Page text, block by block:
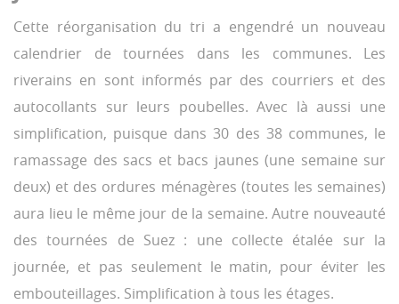
Cette réorganisation du tri a engendré un nouveau
calendrier de tournées dans les communes. Les
riverains en sont informés par des courriers et des
autocollants sur leurs poubelles. Avec là aussi une
simplification, puisque dans 30 des 38 communes, le
ramassage des sacs et bacs jaunes (une semaine sur
deux) et des ordures ménagères (toutes les semaines)
aura lieu le même jour de la semaine. Autre nouveauté
des tournées de Suez : une collecte étalée sur la
journée, et pas seulement le matin, pour éviter les
embouteillages. Simplification à tous les étages.